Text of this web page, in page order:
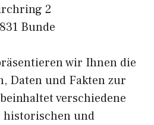
2
Bunde
wir Ihnen die
Daten und Fakten zur
verschiedene
und